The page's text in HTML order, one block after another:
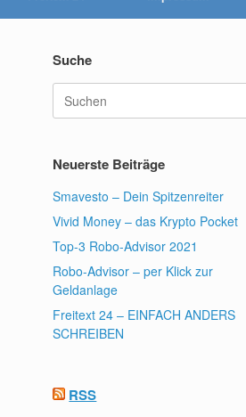
Suche
Suchen
nach:
Neuerste Beiträge
Smavesto – Dein Spitzenreiter
Vivid Money – das Krypto Pocket
Top-3 Robo-Advisor 2021
Robo-Advisor – per Klick zur
Geldanlage
Freitext 24 – EINFACH ANDERS
SCHREIBEN
RSS